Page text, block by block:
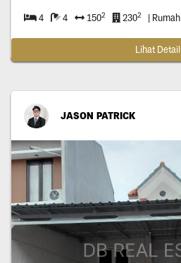
4 4 1502 2302 | Rumah
Lihat Detail
JASON PATRICK